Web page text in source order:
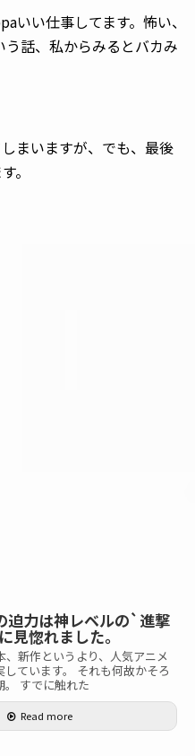
いい仕事してます。怖い、
う話、私からみるとバカみ
まいますが、でも、最後
。
迫力は神レベルの`進撃
見惚れました。
、新作というより、人気アニメ
しています。 それも何故かそろ
。 すでに触れた
Read more